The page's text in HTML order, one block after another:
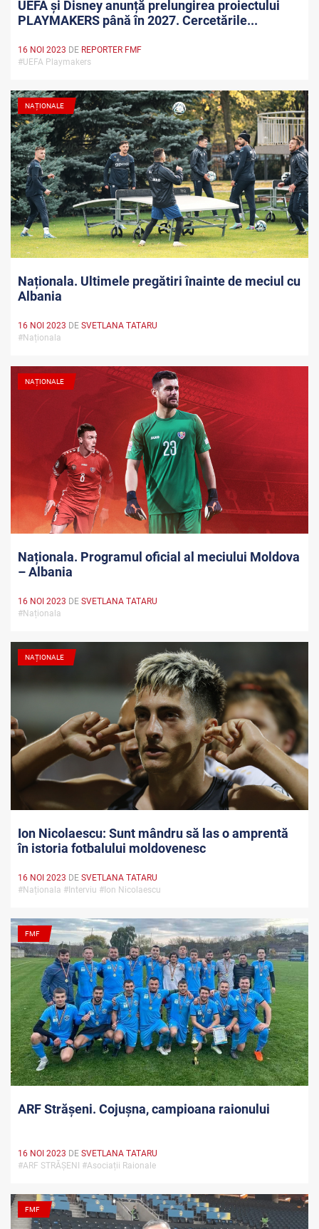
UEFA și Disney anunță prelungirea proiectului
PLAYMAKERS până în 2027. Cercetările...
16 NOI 2023 DE REPORTER FMF
#UEFA Playmakers
NAȚIONALE
Naționala. Ultimele pregătiri înainte de meciul cu
Albania
16 NOI 2023 DE SVETLANA TATARU
#Naționala
NAȚIONALE
Naționala. Programul oficial al meciului Moldova
– Albania
16 NOI 2023 DE SVETLANA TATARU
#Naționala
NAȚIONALE
Ion Nicolaescu: Sunt mândru să las o amprentă
în istoria fotbalului moldovenesc
16 NOI 2023 DE SVETLANA TATARU
#Naționala #Interviu #Ion Nicolaescu
FMF
ARF Strășeni. Cojușna, campioana raionului
16 NOI 2023 DE SVETLANA TATARU
#ARF STRĂȘENI #Asociații Raionale
FMF